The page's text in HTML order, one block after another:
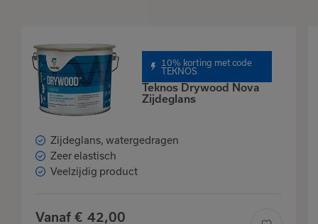
10% korting met code
TEKNOS
Teknos Drywood Nova
Zijdeglans
Zijdeglans, watergedragen
Zeer elastisch
Veelzijdig product
Vanaf € 42,00